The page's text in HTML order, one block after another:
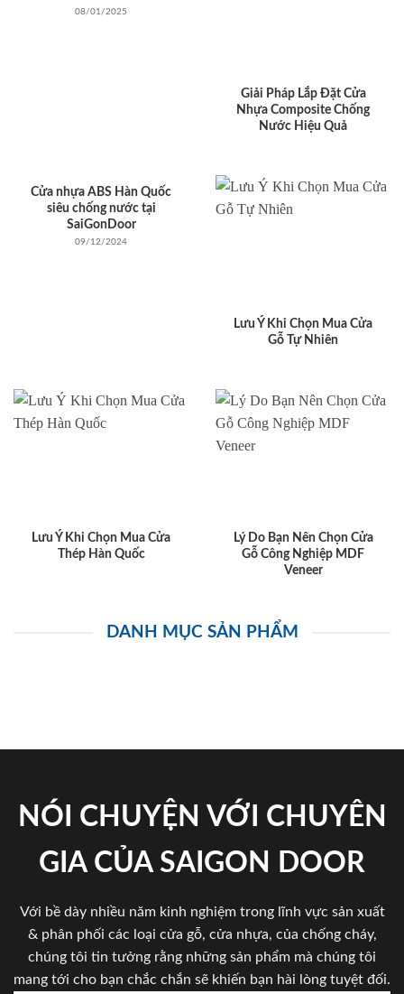
08/01/2025
Giải Pháp Lắp Đặt Cửa
Nhựa Composite Chống
Nước Hiệu Quả
Cửa nhựa ABS Hàn Quốc
siêu chống nước tại
SaiGonDoor
09/12/2024
Lưu Ý Khi Chọn Mua Cửa
Gỗ Tự Nhiên
Lưu Ý Khi Chọn Mua Cửa
Thép Hàn Quốc
Lý Do Bạn Nên Chọn Cửa
Gỗ Công Nghiệp MDF
Veneer
DANH MỤC SẢN PHẨM
NÓI CHUYỆN VỚI CHUYÊN
GIA CỦA SAIGON DOOR
Với bề dày nhiều năm kinh nghiệm trong lĩnh vực sản xuất
& phân phối các loại cửa gỗ, cửa nhựa, của chống cháy,
chúng tôi tin tưởng rằng những sản phẩm mà chúng tôi
mang tới cho bạn chắc chắn sẽ khiến bạn hài lòng tuyệt đối.